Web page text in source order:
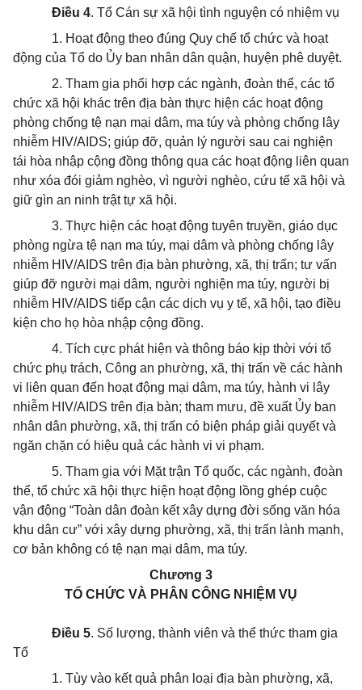
Điều 4. Tổ Cán sự xã hội tình nguyện có nhiệm vụ
1. Hoạt động theo đúng Quy chế tổ chức và hoạt
động của Tổ do Ủy ban nhân dân quận, huyện phê duyệt.
2. Tham gia phối hợp các ngành, đoàn thể, các tổ
chức xã hội khác trên địa bàn thực hiện các hoạt động
phòng chống tệ nạn mại dâm, ma túy và phòng chống lây
nhiễm HIV/AIDS; giúp đỡ, quản lý người sau cai nghiện
tái hòa nhập cộng đồng thông qua các hoạt động liên quan
như xóa đói giảm nghèo, vì người nghèo, cứu tế xã hội và
giữ gìn an ninh trật tự xã hội.
3. Thực hiện các hoạt động tuyên truyền, giáo dục
phòng ngừa tệ nạn ma túy, mại dâm và phòng chống lây
nhiễm HIV/AIDS trên địa bàn phường, xã, thị trấn; tư vấn
giúp đỡ người mại dâm, người nghiện ma túy, người bị
nhiễm HIV/AIDS tiếp cận các dịch vụ y tế, xã hội, tạo điều
kiện cho họ hòa nhập cộng đồng.
4. Tích cực phát hiện và thông báo kịp thời với tổ
chức phụ trách, Công an phường, xã, thị trấn về các hành
vi liên quan đến hoạt động mại dâm, ma túy, hành vi lây
nhiễm HIV/AIDS trên địa bàn; tham mưu, đề xuất Ủy ban
nhân dân phường, xã, thị trấn có biện pháp giải quyết và
ngăn chặn có hiệu quả các hành vi vi phạm.
5. Tham gia với Mặt trận Tổ quốc, các ngành, đoàn
thể, tổ chức xã hội thực hiện hoạt động lồng ghép cuộc
vận động “Toàn dân đoàn kết xây dựng đời sống văn hóa
khu dân cư” với xây dựng phường, xã, thị trấn lành mạnh,
cơ bản không có tệ nạn mại dâm, ma túy.
Chương 3
TỔ CHỨC VÀ PHÂN CÔNG NHIỆM VỤ
Điều 5. Số lượng, thành viên và thể thức tham gia
Tổ
1. Tùy vào kết quả phân loại địa bàn phường, xã,